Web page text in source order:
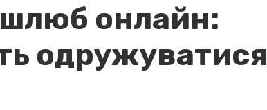
онлайн:
одружуватися